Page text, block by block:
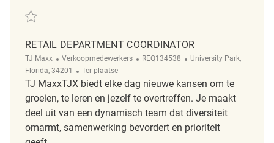
Redden Retail Department Coordinator R2324991
RETAIL DEPARTMENT COORDINATOR
TJ Maxx Categorie
Verkoopmedewerkers ReqId
REQ134538 Plaats
University Park,
Florida, 34201
Afgelegen
Ter plaatse
TJ MaxxTJX biedt elke dag nieuwe kansen om te
groeien, te leren en jezelf te overtreffen. Je maakt
deel uit van een dynamisch team dat diversiteit
omarmt, samenwerking bevordert en prioriteit